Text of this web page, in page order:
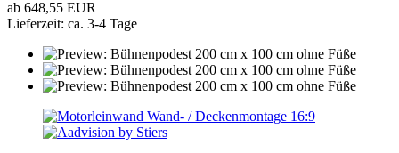
ab 648,55 EUR
Lieferzeit: ca. 3-4 Tage